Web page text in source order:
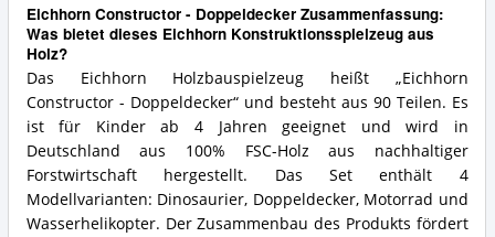
Eichhorn Constructor - Doppeldecker Zusammenfassung:
Was bietet dieses Eichhorn Konstruktionsspielzeug aus
Holz?
Das Eichhorn Holzbauspielzeug heißt „Eichhorn
Constructor - Doppeldecker“ und besteht aus 90 Teilen. Es
ist für Kinder ab 4 Jahren geeignet und wird in
Deutschland aus 100% FSC-Holz aus nachhaltiger
Forstwirtschaft hergestellt. Das Set enthält 4
Modellvarianten: Dinosaurier, Doppeldecker, Motorrad und
Wasserhelikopter. Der Zusammenbau des Produkts fördert